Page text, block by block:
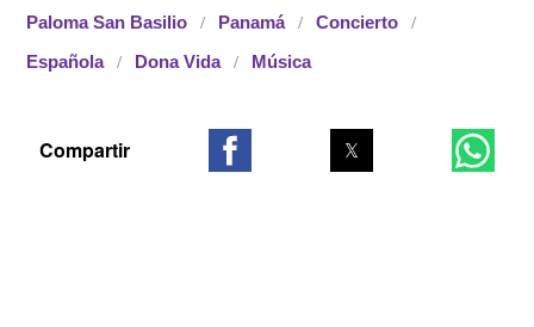
Paloma San Basilio Panamá Concierto
Española Dona Vida Música